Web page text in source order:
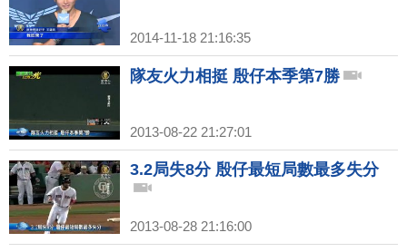
2014-11-18 21:16:35
隊友火力相挺 殷仔本季第7勝
2013-08-22 21:27:01
3.2局失8分 殷仔最短局數最多失分
2013-08-28 21:16:00